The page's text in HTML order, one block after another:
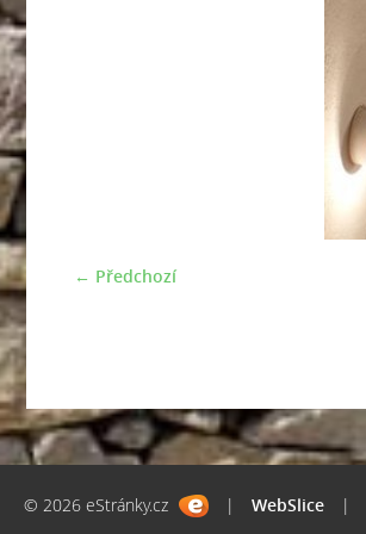
← Předchozí
© 2026 eStránky.cz | WebSlice |